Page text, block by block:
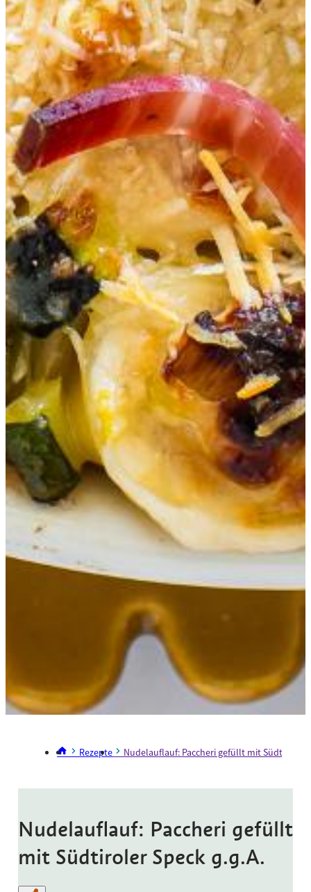
Rezepte Nudelauflauf: Paccheri gefüllt mit Südtiroler
Nudelauflauf: Paccheri gefüllt
mit Südtiroler Speck g.g.A.